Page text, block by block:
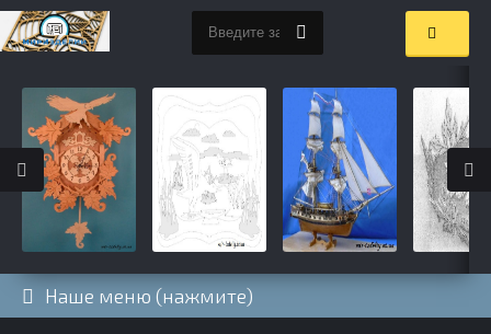
Наше меню (нажмите)